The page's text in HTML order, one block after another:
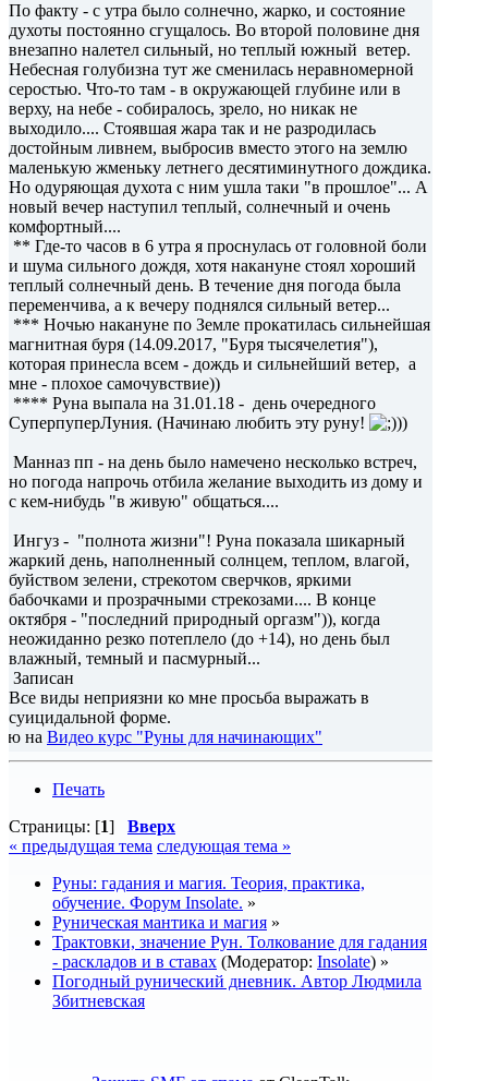
По факту - с утра было солнечно, жарко, и состояние
духоты постоянно сгущалось. Во второй половине дня
внезапно налетел сильный, но теплый южный ветер.
Небесная голубизна тут же сменилась неравномерной
серостью. Что-то там - в окружающей глубине или в
верху, на небе - собиралось, зрело, но никак не
выходило.... Стоявшая жара так и не разродилась
достойным ливнем, выбросив вместо этого на землю
маленькую жменьку летнего десятиминутного дождика.
Но одуряющая духота с ним ушла таки "в прошлое"... А
новый вечер наступил теплый, солнечный и очень
комфортный....
** Где-то часов в 6 утра я проснулась от головной боли
и шума сильного дождя, хотя накануне стоял хороший
теплый солнечный день. В течение дня погода была
переменчива, а к вечеру поднялся сильный ветер...
*** Ночью накануне по Земле прокатилась сильнейшая
магнитная буря (14.09.2017, "Буря тысячелетия"),
которая принесла всем - дождь и сильнейший ветер, а
мне - плохое самочувствие))
**** Руна выпала на 31.01.18 - день очередного
СуперпуперЛуния. (Начинаю любить эту руну!
))
Манназ пп - на день было намечено несколько встреч,
но погода напрочь отбила желание выходить из дому и
с кем-нибудь "в живую" общаться....
Ингуз - "полнота жизни"! Руна показала шикарный
жаркий день, наполненный солнцем, теплом, влагой,
буйством зелени, стрекотом сверчков, яркими
бабочками и прозрачными стрекозами.... В конце
октября - "последний природный оргазм")), когда
неожиданно резко потеплело (до +14), но день был
влажный, темный и пасмурный...
Записан
Все виды неприязни ко мне просьба выражать в
суицидальной форме.
курс "Руны для начинающих"
Печать
Страницы: [1] Вверх
« предыдущая тема следующая тема »
Руны: гадания и магия. Теория, практика,
обучение. Форум Insolate. »
Руническая мантика и магия »
Трактовки, значение Рун. Толкование для гадания
- раскладов и в ставах (Модератор: Insolate) »
Погодный рунический дневник. Автор Людмила
Збитневская